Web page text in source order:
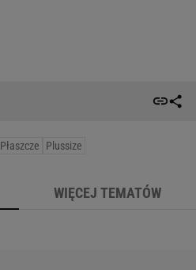
Płaszcze Plussize
WIĘCEJ TEMATÓW